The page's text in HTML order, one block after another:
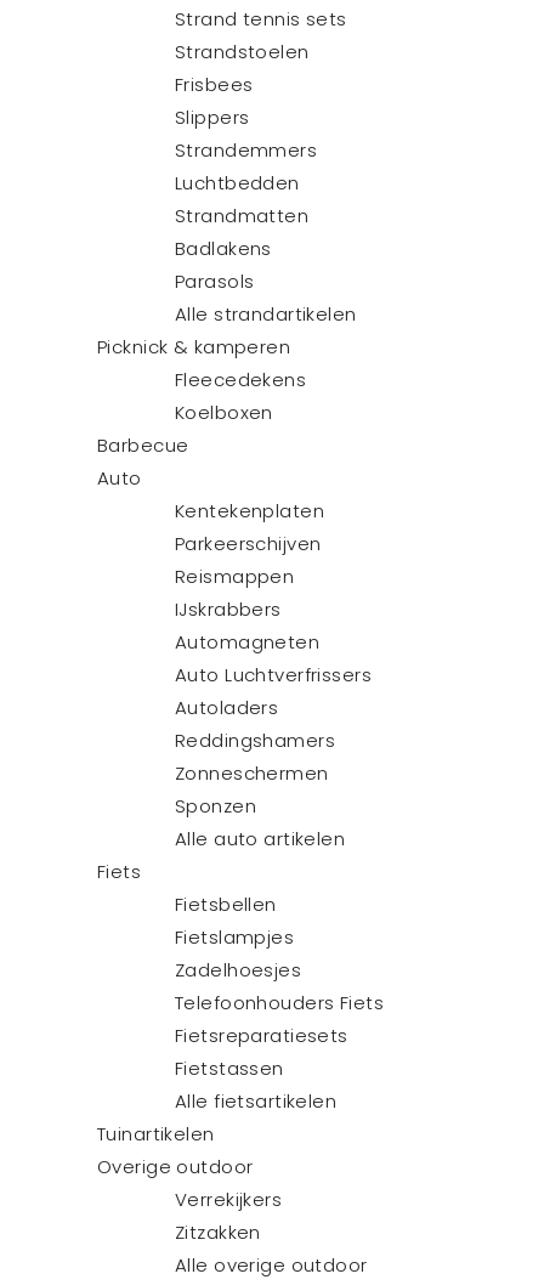
Strand tennis sets
Strandstoelen
Frisbees
Slippers
Strandemmers
Luchtbedden
Strandmatten
Badlakens
Parasols
Alle strandartikelen
Picknick & kamperen
Fleecedekens
Koelboxen
Barbecue
Auto
Kentekenplaten
Parkeerschijven
Reismappen
IJskrabbers
Automagneten
Auto Luchtverfrissers
Autoladers
Reddingshamers
Zonneschermen
Sponzen
Alle auto artikelen
Fiets
Fietsbellen
Fietslampjes
Zadelhoesjes
Telefoonhouders Fiets
Fietsreparatiesets
Fietstassen
Alle fietsartikelen
Tuinartikelen
Overige outdoor
Verrekijkers
Zitzakken
Alle overige outdoor